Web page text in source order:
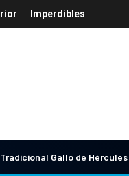
Imperdibles
Tradicional Gallo de Hércules